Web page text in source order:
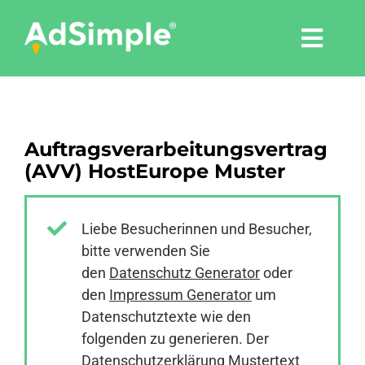
content
Tools
Pressemitteilungen
Auftragsverarbeitungsvertrag
(AVV) HostEurope Muster
Liebe Besucherinnen und Besucher,
bitte verwenden Sie
den Datenschutz Generatoroder
den Impressum Generator um
Datenschutztexte wie den
folgenden zu generieren. Der
Datenschutzerklärung Mustertext